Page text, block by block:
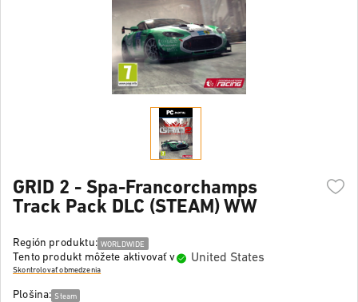
GRID 2 - Spa-Francorchamps
Track Pack DLC (STEAM) WW
Región produktu: WORLDWIDE
Tento produkt môžete aktivovať v United States
Skontrolovať obmedzenia
Plošina: Steam